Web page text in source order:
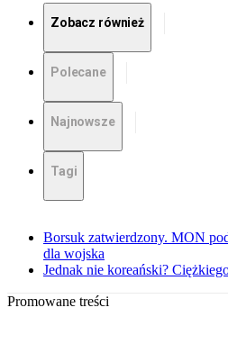
Zobacz również
Polecane
Najnowsze
Tagi
Borsuk zatwierdzony. MON
dla wojska
Jednak nie koreański?
Promowane treści